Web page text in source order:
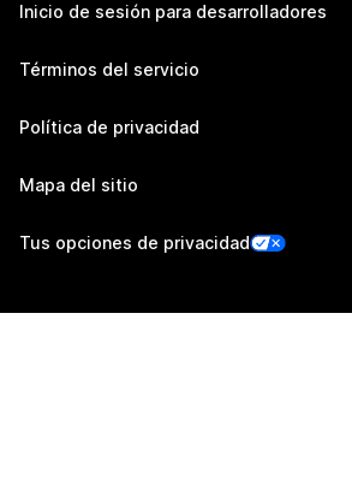
Inicio de sesión para desarrolladores
Términos del servicio
Política de privacidad
Mapa del sitio
Tus opciones de privacidad